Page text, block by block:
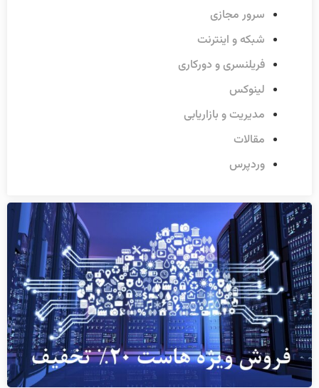
سرور مجازی
شبکه و اینترنت
فریلنسری و دورکاری
لینوکس
مدیریت و بازاریابی
مقالات
وردپرس